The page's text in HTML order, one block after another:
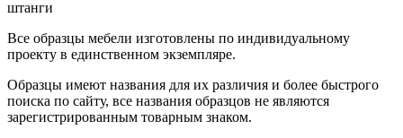
штанги
Все образцы мебели изготовлены по индивидуальному
проекту в единственном экземпляре.
Образцы имеют названия для их различия и более быстрого
поиска по сайту, все названия образцов не являются
зарегистрированным товарным знаком.